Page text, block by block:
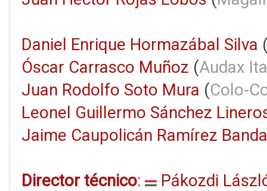
Daniel Enrique Hormazábal Silva
Óscar Carrasco Muñoz (Audax
Juan Rodolfo Soto Mura (Colo-
Leonel Guillermo Sánchez
Jaime Caupolicán Ramírez Banda
Director técnico: Pákozdi